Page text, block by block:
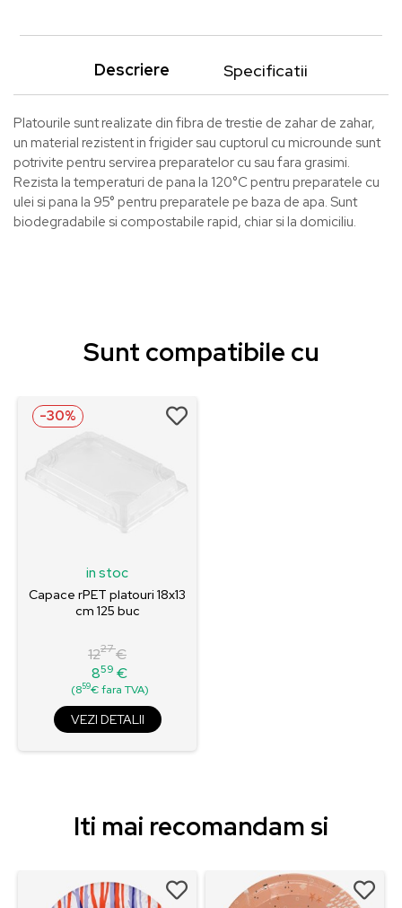
Descriere Specificatii
Platourile sunt realizate din fibra de trestie de zahar de zahar,
un material rezistent in frigider sau cuptorul cu microunde sunt
potrivite pentru servirea preparatelor cu sau fara grasimi.
Rezista la temperaturi de pana la 120°C pentru preparatele cu
ulei si pana la 95° pentru preparatele pe baza de apa. Sunt
biodegradabile si compostabile rapid, chiar si la domiciliu.
Sunt compatibile cu
in stoc
Capace rPET platouri 18x13
cm 125 buc
Pret
de
baza
1227€
Pret
859 €
(859€ fara TVA)
VEZI DETALII
-30%
Iti mai recomandam si